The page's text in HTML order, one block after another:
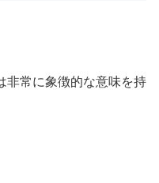
非常に象徴的な意味を持